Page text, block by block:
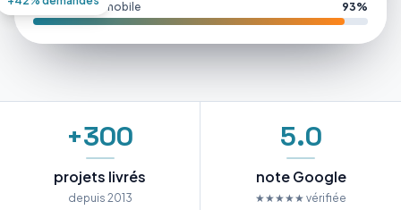
Performance mobile 93%
+300
projets livrés
depuis 2013
5.0
note Google
★★★★★ vérifiée